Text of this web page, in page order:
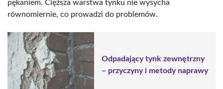
pękaniem. Cięższa warstwa tynku nie wysycha
równomiernie, co prowadzi do problemów.
Odpadający tynk zewnętrzny
– przyczyny i metody naprawy